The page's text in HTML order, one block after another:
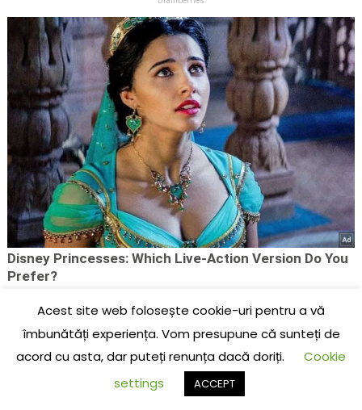
Acest site web folosește cookie-uri pentru a vă
îmbunătăți experiența. Vom presupune că sunteți de
acord cu asta, dar puteți renunța dacă doriți.
Cookie
settings
ACCEPT